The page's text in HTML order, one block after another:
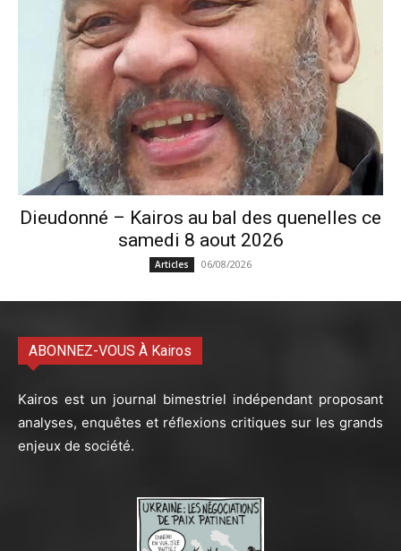
Dieudonné – Kairos au bal des quenelles ce
samedi 8 aout 2026
Articles 06/08/2026
ABONNEZ-VOUS À Kairos
Kairos est un journal bimestriel indépendant proposant
analyses, enquêtes et réflexions critiques sur les grands
enjeux de société.